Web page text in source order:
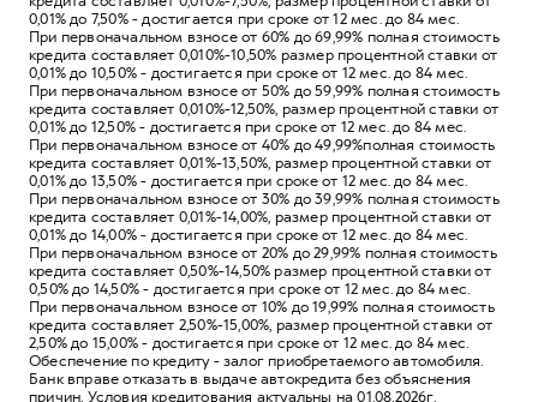
0,01% до 7,50% - достигается при сроке от 12 мес. до 84 мес.
При первоначальном взносе от 60% до 69,99% полная стоимость
кредита составляет 0,010%-10,50% размер процентной ставки от
0,01% до 10,50% - достигается при сроке от 12 мес. до 84 мес.
При первоначальном взносе от 50% до 59,99% полная стоимость
кредита составляет 0,010%-12,50%, размер процентной ставки от
0,01% до 12,50% - достигается при сроке от 12 мес. до 84 мес.
При первоначальном взносе от 40% до 49,99%полная стоимость
кредита составляет 0,01%-13,50%, размер процентной ставки от
0,01% до 13,50% - достигается при сроке от 12 мес. до 84 мес.
При первоначальном взносе от 30% до 39,99% полная стоимость
кредита составляет 0,01%-14,00%, размер процентной ставки от
0,01% до 14,00% - достигается при сроке от 12 мес. до 84 мес.
При первоначальном взносе от 20% до 29,99% полная стоимость
кредита составляет 0,50%-14,50% размер процентной ставки от
0,50% до 14,50% - достигается при сроке от 12 мес. до 84 мес.
При первоначальном взносе от 10% до 19,99% полная стоимость
кредита составляет 2,50%-15,00%, размер процентной ставки от
2,50% до 15,00% - достигается при сроке от 12 мес. до 84 мес.
Обеспечение по кредиту - залог приобретаемого автомобиля.
Банк вправе отказать в выдаче автокредита без объяснения
причин. Условия кредитования актуальны на 01.08.2026г.